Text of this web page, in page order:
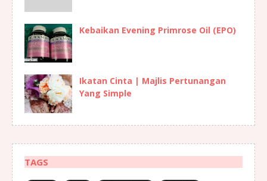
Kebaikan Evening Primrose Oil (EPO)
Ikatan Cinta | Majlis Pertunangan
Yang Simple
TAGS